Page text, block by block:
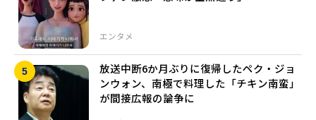
エンタメ
放送中断6か月ぶりに復帰したペク・ジョ
ンウォン、南極で料理した「チキン南蛮」
が間接広報の論争に